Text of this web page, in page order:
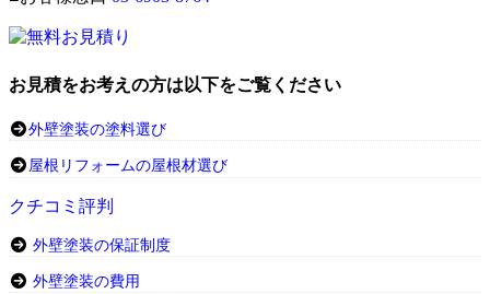
お見積をお考えの方は以下をご覧ください
外壁塗装の塗料選び
屋根リフォームの屋根材選び
クチコミ評判
外壁塗装の保証制度
外壁塗装の費用